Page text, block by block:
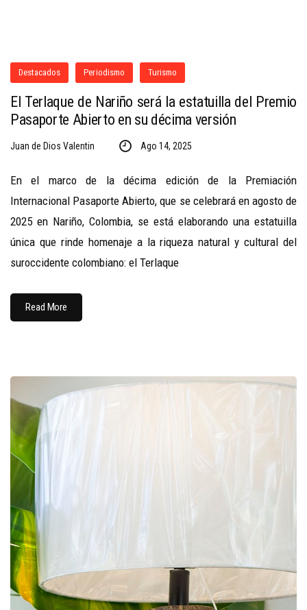
Destacados Periodismo Turismo
El Terlaque de Nariño será la estatuilla del Premio
Pasaporte Abierto en su décima versión
Juan de Dios Valentin Ago 14, 2025
En el marco de la décima edición de la Premiación
Internacional Pasaporte Abierto, que se celebrará en agosto de
2025 en Nariño, Colombia, se está elaborando una estatuilla
única que rinde homenaje a la riqueza natural y cultural del
suroccidente colombiano: el Terlaque
Read More